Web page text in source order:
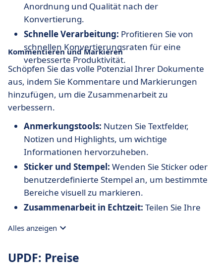
Anordnung und Qualität nach der
Konvertierung.
Schnelle Verarbeitung: Profitieren Sie von
schnellen Konvertierungsraten für eine
verbesserte Produktivität.
Kommentieren und Markieren
Schöpfen Sie das volle Potenzial Ihrer Dokumente
aus, indem Sie Kommentare und Markierungen
hinzufügen, um die Zusammenarbeit zu
verbessern.
Anmerkungstools: Nutzen Sie Textfelder,
Notizen und Highlights, um wichtige
Informationen hervorzuheben.
Sticker und Stempel: Wenden Sie Sticker oder
benutzerdefinierte Stempel an, um bestimmte
Bereiche visuell zu markieren.
Zusammenarbeit in Echtzeit: Teilen Sie Ihre
problemlos mit Kollegen oder
Alles anzeigen
UPDF: Preise